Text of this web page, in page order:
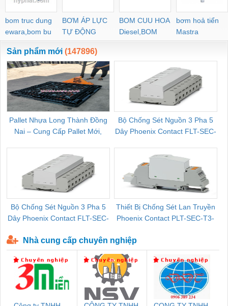
bom truc dung
ewara,bom bu
ewara
BƠM ÁP LỰC
TỰ ĐỘNG
BOM CUU HOA
Diesel,BOM
CHUA CHAY
bơm hoả tiển
Mastra
Sản phẩm mới (147896)
Pallet Nhựa Long Thành Đồng
Nai – Cung Cấp Pallet Mới,
Bộ Chống Sét Nguồn 3 Pha 5
Dây Phoenix Contact FLT-SEC-
Bộ Chống Sét Nguồn 3 Pha 5
Dây Phoenix Contact FLT-SEC-
Thiết Bị Chống Sét Lan Truyền
Phoenix Contact PLT-SEC-T3-
Nhà cung cấp chuyên nghiệp